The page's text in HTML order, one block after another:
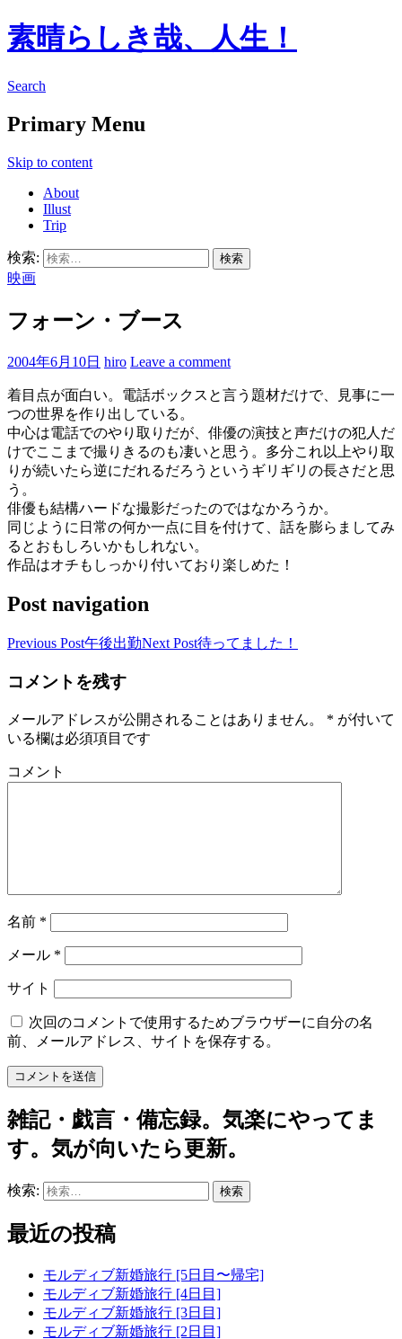
素晴らしき哉、人生！
Search
Primary Menu
Skip to content
About
Illust
Trip
検索:
映画
フォーン・ブース
2004年6月10日 hiro Leave a comment
着目点が面白い。電話ボックスと言う題材だけで、見事に一
つの世界を作り出している。
中心は電話でのやり取りだが、俳優の演技と声だけの犯人だ
けでここまで撮りきるのも凄いと思う。多分これ以上やり取
りが続いたら逆にだれるだろうというギリギリの長さだと思
う。
俳優も結構ハードな撮影だったのではなかろうか。
同じように日常の何か一点に目を付けて、話を膨らましてみ
るとおもしろいかもしれない。
作品はオチもしっかり付いており楽しめた！
Post navigation
Previous Post午後出勤Next Post待ってました！
コメントを残す
メールアドレスが公開されることはありません。 * が付いて
いる欄は必須項目です
コメント
名前 *
メール *
サイト
次回のコメントで使用するためブラウザーに自分の名
前、メールアドレス、サイトを保存する。
雑記・戯言・備忘録。気楽にやってま
す。気が向いたら更新。
検索:
最近の投稿
モルディブ新婚旅行 [5日目〜帰宅]
モルディブ新婚旅行 [4日目]
モルディブ新婚旅行 [3日目]
モルディブ新婚旅行 [2日目]